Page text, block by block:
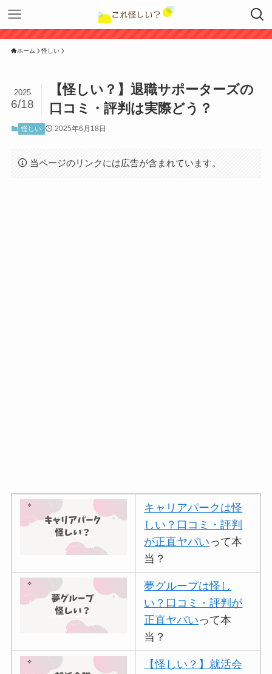
ホーム 怪しい
【怪しい？】退職サポーターズの
口コミ・評判は実際どう？
2025
6/18
怪しい 2025年6月18日
当ページのリンクには広告が含まれています。
キャリアパークは怪
しい？口コミ・評判
が正直ヤバいって本
当？
夢グループは怪し
い？口コミ・評判が
正直ヤバいって本
当？
【怪しい？】就活会